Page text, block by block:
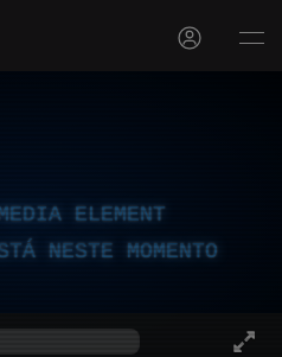
ELEMENT
NESTE MOMENTO